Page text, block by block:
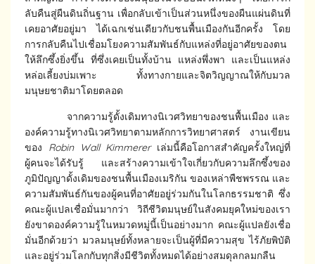
ลับคืนสู่ผืนดินถิ่นฐาน เพื่อกลับเข้าเป็นส่วนหนึ่งของผืนแผ่นดินที่
เคยอาศัยอยู่มา ได้เฉกเช่นเดียวกับชนพื้นเมืองกันอีกครั้ง โดย
การกลับคืนไปเชื่อมโยงความสัมพันธ์กับแหล่งที่อยู่อาศัยของตน
ให้ลึกซึ้งยิ่งขึ้น ที่ซึ่งเคยเป็นทั้งบ้าน แหล่งพึ่งพา และเป็นแหล่ง
หล่อเลี้ยงบ่มเพาะ ทั้งทางกายและจิตวิญญาณให้กับมวล
มนุษยชาติมาโดยตลอด
จากความรู้ดั้งเดิมทางนิเวศวิทยาของชนพื้นเมือง และ
องค์ความรู้ทางนิเวศวิทยาตามหลักการวิทยาศาสตร์ งานเขียน
ของ Robin Wall Kimmererเล่มนี้คือโอกาสสำคัญครั้งใหญ่ที่
ผู้คนจะได้รับรู้ และสร้างความเข้าใจเกี่ยวกับความลึกซึ้งของ
ภูมิปัญญาดั้งเดิมของชนพื้นเมืองเมริกัน ของเหล่าพืชพรรณ และ
ความสัมพันธ์กันของผู้คนที่อาศัยอยู่ร่วมกันในโลกธรรมชาติ ซึ่ง
คณะผู้แปลเชื่อมั่นมากว่า วิถีชีวิตมนุษย์ในสังคมยุคใหม่ของเรา
ยังขาดองค์ความรู้ในหมวดหมู่นี้เป็นอย่างมาก คณะผู้แปลยังเชื่อ
มั่นอีกด้วยว่า มวลมนุษย์ทั้งหลายจะเป็นผู้ที่มีความสุข ไร้ภัยพิบัติ
และอยู่ร่วมโลกกับทุกสิ่งมีชีวิตทั้งหมดได้อย่างสมดุลกลมกลืน